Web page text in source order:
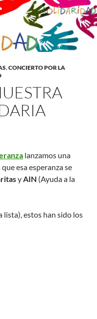
,CONCIERTO POR LA
lanzamos una
esa esperanza se
yAIN (Ayuda a la
lista), estos han sido los